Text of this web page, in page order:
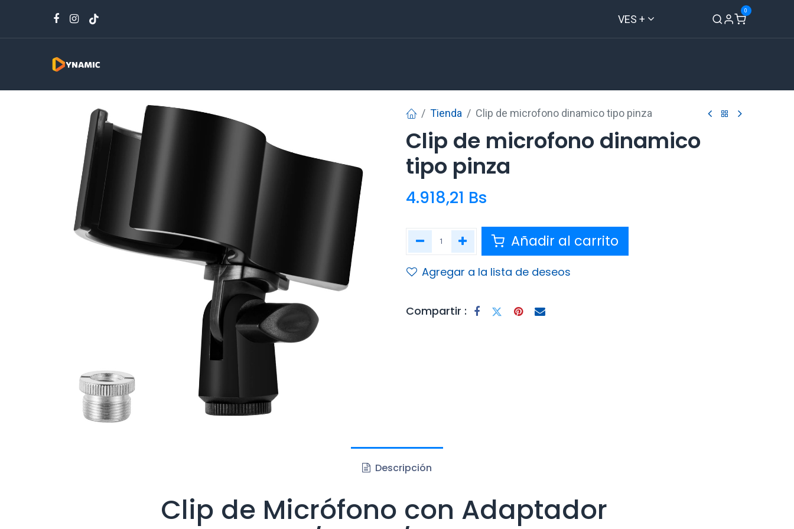
VES +
0
Tienda Clip de microfono dinamico tipo pinza
Clip de microfono dinamico
tipo pinza
4.918,21 Bs
Añadir al carrito
Agregar a la lista de deseos
Compartir :
Descripción
Clip de Micrófono con Adaptador